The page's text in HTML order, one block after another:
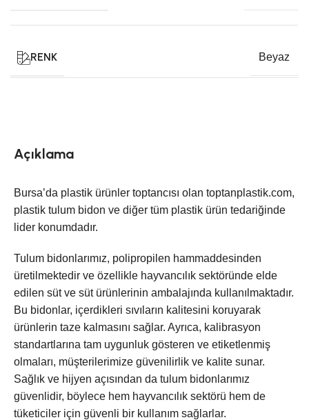
RENK Beyaz
Açıklama
Bursa’da plastik ürünler toptancısı olan toptanplastik.com,
plastik tulum bidon ve diğer tüm plastik ürün tedariğinde
lider konumdadır.
Tulum bidonlarımız, polipropilen hammaddesinden
üretilmektedir ve özellikle hayvancılık sektöründe elde
edilen süt ve süt ürünlerinin ambalajında kullanılmaktadır.
Bu bidonlar, içerdikleri sıvıların kalitesini koruyarak
ürünlerin taze kalmasını sağlar. Ayrıca, kalibrasyon
standartlarına tam uygunluk gösteren ve etiketlenmiş
olmaları, müşterilerimize güvenilirlik ve kalite sunar.
Sağlık ve hijyen açısından da tulum bidonlarımız
güvenlidir, böylece hem hayvancılık sektörü hem de
tüketiciler için güvenli bir kullanım sağlarlar.